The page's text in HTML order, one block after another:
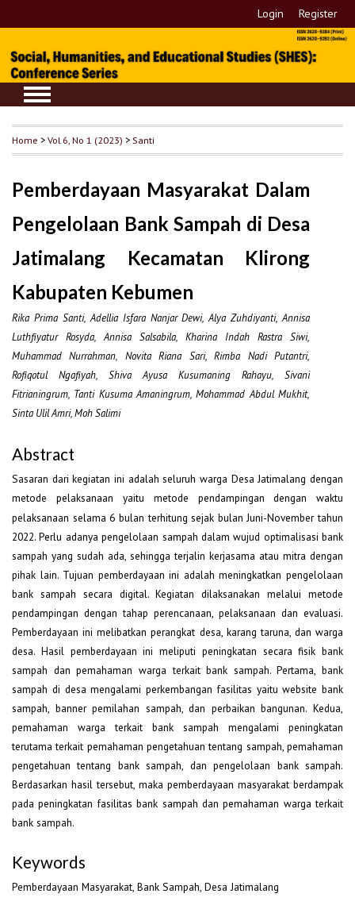
Login Register
Home >Vol 6, No 1 (2023) > Santi
Pemberdayaan Masyarakat Dalam
Pengelolaan Bank Sampah di Desa
Jatimalang Kecamatan Klirong
Kabupaten Kebumen
Rika Prima Santi, Adellia Isfara Nanjar Dewi, Alya Zuhdiyanti, Annisa
Luthfiyatur Rosyda, Annisa Salsabila, Kharina Indah Rastra Siwi,
Muhammad Nurrahman, Novita Riana Sari, Rimba Nadi Putantri,
Rofiqotul Ngafiyah, Shiva Ayusa Kusumaning Rahayu, Sivani
Fitrianingrum, Tanti Kusuma Amaningrum, Mohammad Abdul Mukhit,
Sinta Ulil Amri, Moh Salimi
Abstract
Sasaran dari kegiatan ini adalah seluruh warga Desa Jatimalang dengan
metode pelaksanaan yaitu metode pendampingan
dengan waktu
pelaksanaan selama 6 bulan terhitung sejak bulan Juni-November tahun
2022. Perlu adanya pengelolaan sampah dalam wujud optimalisasi bank
sampah yang sudah ada, sehingga terjalin kerjasama atau mitra dengan
pihak lain. Tujuan pemberdayaan ini adalah meningkatkan pengelolaan
bank sampah secara digital. Kegiatan dilaksanakan melalui metode
pendampingan dengan tahap perencanaan, pelaksanaan dan evaluasi.
Pemberdayaan ini melibatkan perangkat desa, karang taruna, dan warga
desa. Hasil pemberdayaan ini meliputi peningkatan secara fisik bank
sampah dan pemahaman warga terkait bank sampah. Pertama, bank
sampah di desa mengalami perkembangan fasilitas yaitu website bank
sampah, banner pemilahan sampah, dan perbaikan bangunan. Kedua,
pemahaman warga terkait bank sampah mengalami peningkatan
terutama terkait pemahaman pengetahuan tentang sampah, pemahaman
pengetahuan tentang bank sampah, dan pengelolaan bank sampah.
Berdasarkan hasil tersebut, maka pemberdayaan masyarakat berdampak
pada peningkatan fasilitas bank sampah dan pemahaman warga terkait
bank sampah.
Keywords
Pemberdayaan Masyarakat, Bank Sampah, Desa Jatimalang